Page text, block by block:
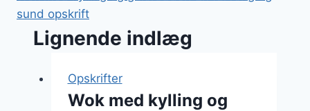
sund opskrift
Lignende indlæg
Opskrifter
Wok med kylling og